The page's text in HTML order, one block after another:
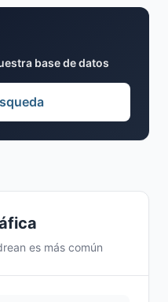
es más común
base de datos